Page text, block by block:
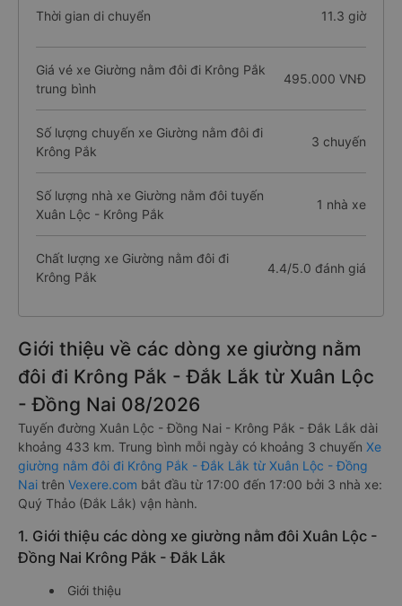
Thời gian di chuyển 11.3 giờ
Giá vé xe Giường nằm đôi đi Krông Pắk
trung bình
495.000 VNĐ
Số lượng chuyến xe Giường nằm đôi đi
Krông Pắk
3 chuyến
Số lượng nhà xe Giường nằm đôi tuyến
Xuân Lộc - Krông Pắk
1 nhà xe
Chất lượng xe Giường nằm đôi đi
Krông Pắk
4.4/5.0 đánh giá
Giới thiệu về các dòng xe giường nằm
đôi đi Krông Pắk - Đắk Lắk từ Xuân Lộc
- Đồng Nai 08/2026
Tuyến đường Xuân Lộc - Đồng Nai - Krông Pắk - Đắk Lắk dài
khoảng 433 km. Trung bình mỗi ngày có khoảng 3 chuyến Xe
giường nằm đôi đi Krông Pắk - Đắk Lắk từ Xuân Lộc - Đồng
Nai trên Vexere.com bắt đầu từ 17:00 đến 17:00 bởi 3 nhà xe:
Quý Thảo (Đắk Lắk) vận hành.
1. Giới thiệu các dòng xe giường nằm đôi Xuân Lộc -
Đồng Nai Krông Pắk - Đắk Lắk
Giới thiệu